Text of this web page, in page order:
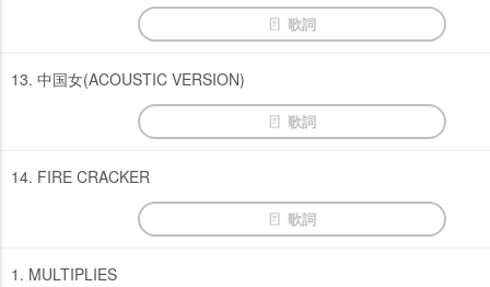
歌詞
13. 中国女(ACOUSTIC VERSION)
歌詞
14. FIRE CRACKER
歌詞
1. MULTIPLIES